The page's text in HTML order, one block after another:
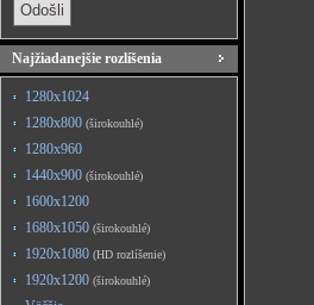
Najžiadanejšie rozlíšenia
1280x1024
1280x800 (širokouhlé)
1280x960
1440x900 (širokouhlé)
1600x1200
1680x1050 (širokouhlé)
1920x1080 (HD rozlíšenie)
1920x1200 (širokouhlé)